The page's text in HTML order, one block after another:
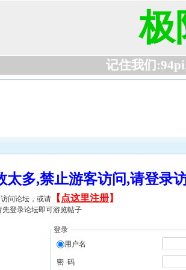
极
记住我们
太多,禁止游客访问,请登
问论坛，或请 【 点这里注册】
先登录论坛即可游览帖子
登录
用户名
密 码